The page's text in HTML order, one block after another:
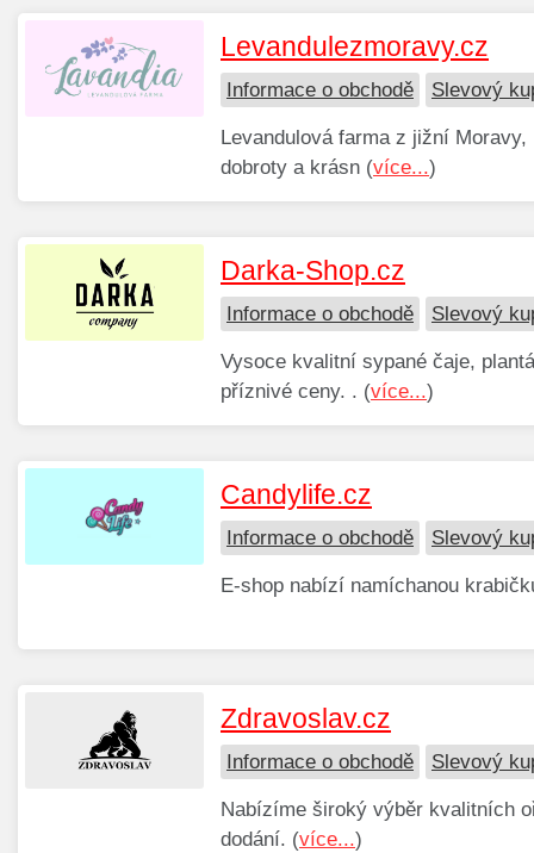
Levandulezmoravy.cz
Informace o obchodě Slevový
Levandulová farma z jižní
dobroty a krásn (více...)
Darka-Shop.cz
Informace o obchodě Slevový
Vysoce kvalitní sypané čaje,
příznivé ceny. . (více...)
Candylife.cz
Informace o obchodě Slevový
E-shop nabízí namíchanou
Zdravoslav.cz
Informace o obchodě Slevový
Nabízíme široký výběr kvalitních
dodání. (více...)